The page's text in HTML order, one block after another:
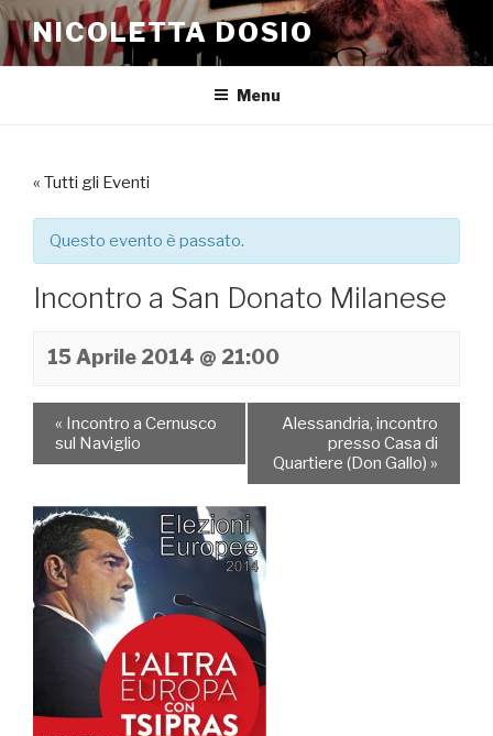
Salta
al
contenuto
NICOLETTA DOSIO
Menu
« Tutti gli Eventi
Questo evento è passato.
Incontro a San Donato Milanese
15 Aprile 2014 @ 21:00
« Incontro a Cernusco
sul Naviglio
Alessandria, incontro
presso Casa di
Quartiere (Don Gallo) »